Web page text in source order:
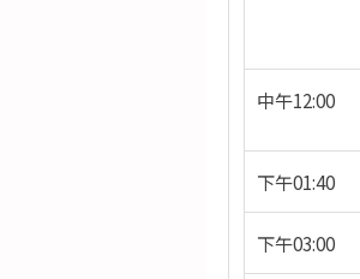
中午12:00
下午01:40
下午03:00